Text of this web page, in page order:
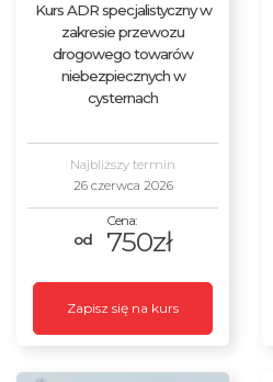
Kurs ADR specjalistyczny w
zakresie przewozu
drogowego towarów
niebezpiecznych w
cysternach
Najbliższy termin
26 czerwca 2026
750zł
Zapisz się na kurs